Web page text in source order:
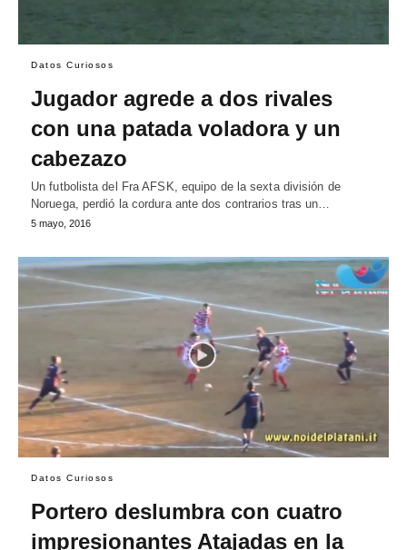
Datos Curiosos
Jugador agrede a dos rivales
con una patada voladora y un
cabezazo
Un futbolista del Fra AFSK, equipo de la sexta división de
Noruega, perdió la cordura ante dos contrarios tras un…
5 mayo, 2016
Datos Curiosos
Portero deslumbra con cuatro
impresionantes Atajadas en la